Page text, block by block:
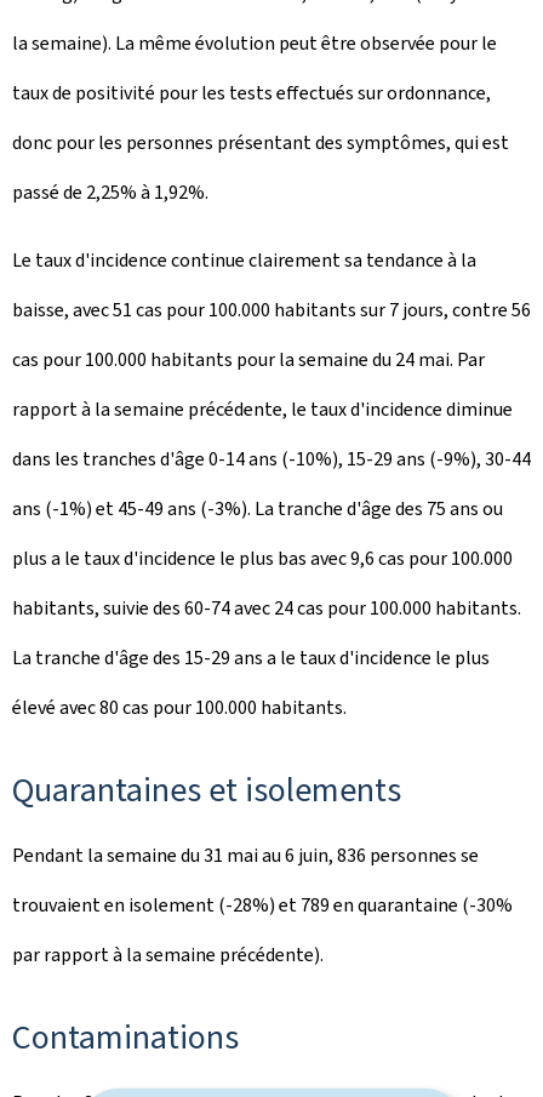
la semaine). La même évolution peut être observée pour le
taux de positivité pour les tests effectués sur ordonnance,
donc pour les personnes présentant des symptômes, qui est
passé de 2,25% à 1,92%.
Le taux d'incidence continue clairement sa tendance à la
baisse, avec 51 cas pour 100.000 habitants sur 7 jours, contre 56
cas pour 100.000 habitants pour la semaine du 24 mai. Par
rapport à la semaine précédente, le taux d'incidence diminue
dans les tranches d'âge 0-14 ans (-10%), 15-29 ans (-9%), 30-44
ans (-1%) et 45-49 ans (-3%). La tranche d'âge des 75 ans ou
plus a le taux d'incidence le plus bas avec 9,6 cas pour 100.000
habitants, suivie des 60-74 avec 24 cas pour 100.000 habitants.
La tranche d'âge des 15-29 ans a le taux d'incidence le plus
élevé avec 80 cas pour 100.000 habitants.
Quarantaines et isolements
Pendant la semaine du 31 mai au 6 juin, 836 personnes se
trouvaient en isolement (-28%) et 789 en quarantaine (-30%
par rapport à la semaine précédente).
Contaminations